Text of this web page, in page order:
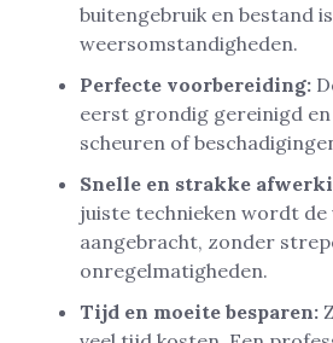
buitengebruik en bestand
weersomstandigheden.
Perfecte voorbereiding:
eerst grondig gereinigd
scheuren of
Snelle en strakke
juiste technieken wordt de
aangebracht, zonder
onregelmatigheden.
Tijd en moeite besparen: